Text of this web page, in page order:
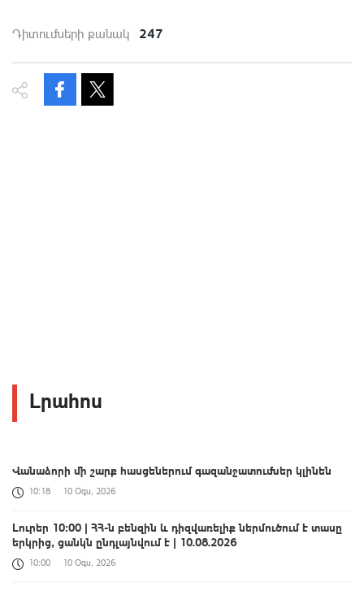
Դիտումների քանակ 247
Լրահոս
Վանաձորի մի շարք հասցեներում գազանջատումներ կլինեն
10:18 10 Օգս, 2026
Լուրեր 10:00 | ՀՀ-ն բենզին և դիզվառելիք ներմուծում է տասը
երկրից, ցանկն ընդլայնվում է | 10.08.2026
10:00 10 Օգս, 2026